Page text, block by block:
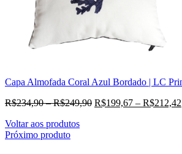
Capa Almofada Coral Azul Bordado | LC
R$234,90–R$249,90 R$199,67 – R$212,42
Voltar aos produtos
Próximo produto